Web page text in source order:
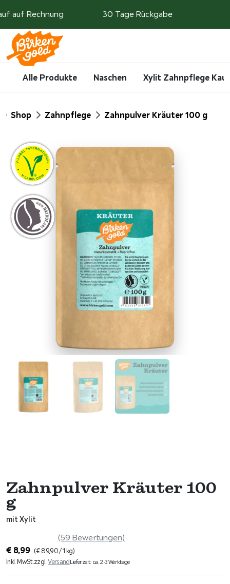
auf Rechnung 30 Tage Rückgabe
Alle Produkte Naschen Xylit Zahnpflege
Shop Zahnpflege Zahnpulver Kräuter 100 g
Zahnpulver Kräuter 100
g
mit Xylit
(59 Bewertungen)
€ 8,99 (€89,90/ 1 kg)
Inkl. MwSt.zzgl.Versand Lieferzeit: ca. 2-3 Werktage